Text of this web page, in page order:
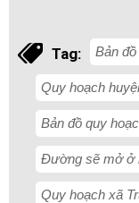
Tag: Bản
Quy hoạch
Bản đồ quy
Đường sẽ mở ở
Quy hoạch xã